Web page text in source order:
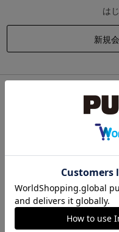
は
他のサイトIDで新規会員登
ログインすることができます